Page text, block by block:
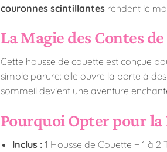
couronnes scintillantes rendent le
La Magie des Contes de
Cette housse de couette est conçue
simple parure: elle ouvre la porte à
sommeil devient une aventure
Pourquoi Opter pour la
Inclus :1 Housse de Couette + 1 à 2